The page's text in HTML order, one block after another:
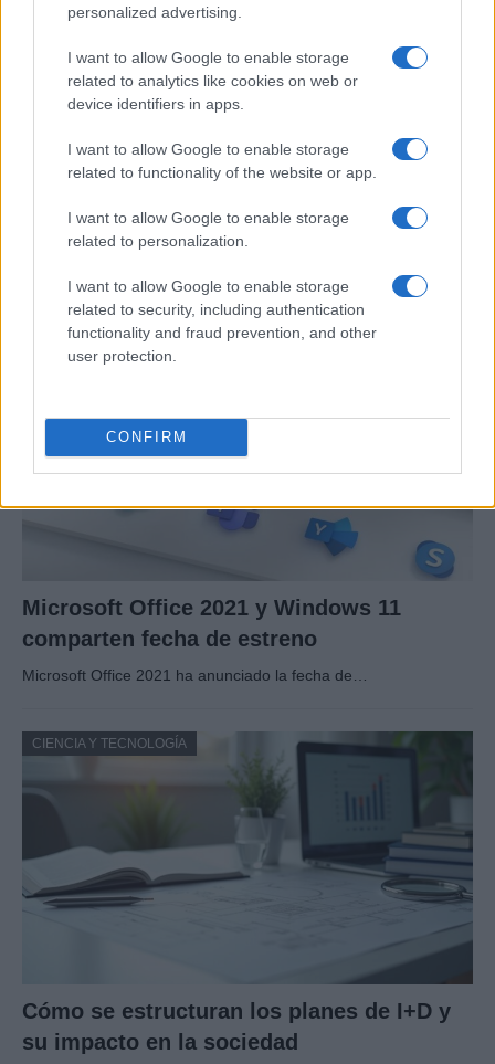
personalized advertising.
I want to allow Google to enable storage
related to analytics like cookies on web or
device identifiers in apps.
I want to allow Google to enable storage
related to functionality of the website or app.
I want to allow Google to enable storage
related to personalization.
I want to allow Google to enable storage
related to security, including authentication
functionality and fraud prevention, and other
user protection.
CONFIRM
Preview: Marvel Super Hero Squad, más
superhéroes para Nintendo Wii
CIENCIA Y TECNOLOGÍA
Microsoft Office 2021 y Windows 11
comparten fecha de estreno
Microsoft Office 2021 ha anunciado la fecha de…
CIENCIA Y TECNOLOGÍA
Cómo se estructuran los planes de I+D y
su impacto en la sociedad